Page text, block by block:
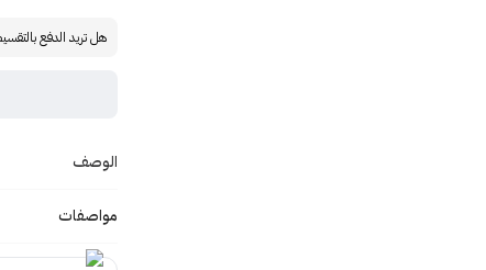
هل تريد الدفع
الوصف
مواصفات